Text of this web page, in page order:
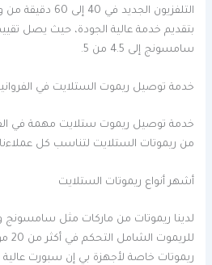
التلفزيون الجديد
بتقديم خدمة عالية الجودة، حيث يصل
سامسونج إلى 4.5 من 5.
خدمة توصيل ريموت الستلايت في
خدمة توصيل ريموت ستلايت مهمة في
من ريموتات الستلايت لتناسب كل
أشهر أنواع ريموتات الستلايت
لدينا ريموتات من ماركات مثل
ريموتات خاصة لأجهزة بي إن سبورت عالية